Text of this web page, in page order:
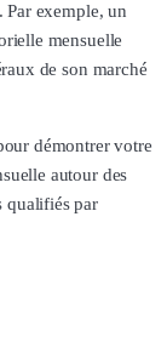
exemple, un
mensuelle
de son marché
démontrer votre
autour des
qualifiés par